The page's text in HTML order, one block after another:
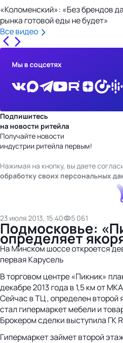
«Коломенский»: «Без брендов
рынка готовой еды не будет»
Все видео
Мы в соцсетях
Подпишитесь
на новости ритейла
Получайте новости
индустрии ритейла первым!
Нажимая на кнопку, вы даете
обработку своих персональных
23 июля 2013, 15:40 5 061
Подмосковье:
определяет
На Минском шоссе откроется
первая Карусель
В торговом центре «Пикник»
декабре 2013 года в 1,5 км от
Сейчас в ТЦ , определен второй
стал гипермаркет мебели и
Брокером сделки выступила ГК
Гипермаркет займет второй